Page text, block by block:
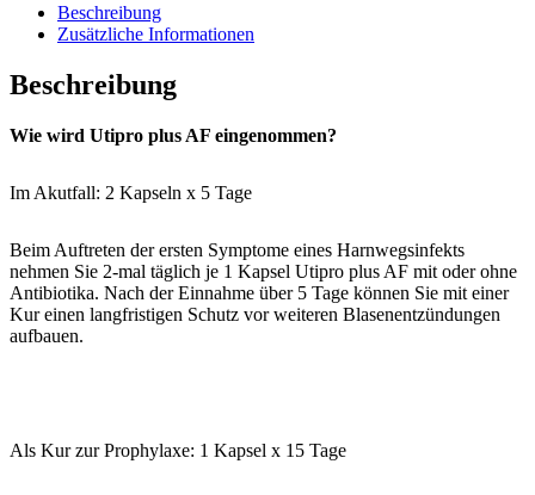
Beschreibung
Zusätzliche Informationen
Beschreibung
Wie wird Utipro plus AF eingenommen?
Im Akutfall: 2 Kapseln x 5 Tage
Beim Auftreten der ersten Symptome eines Harnwegsinfekts
nehmen Sie 2-mal täglich je 1 Kapsel Utipro plus AF mit oder ohne
Antibiotika. Nach der Einnahme über 5 Tage können Sie mit einer
Kur einen langfristigen Schutz vor weiteren Blasenentzündungen
aufbauen.
Als Kur zur Prophylaxe: 1 Kapsel x 15 Tage